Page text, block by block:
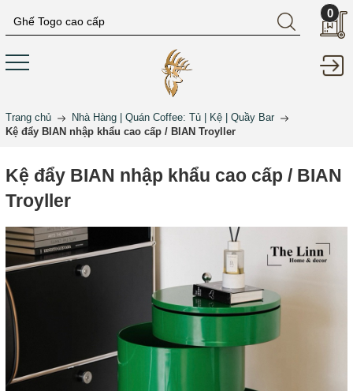
0
Trang chủ
Nhà Hàng | Quán Coffee: Tủ | Kệ | Quầy Bar
Kệ đẩy BIAN nhập khẩu cao cấp / BIAN Troyller
Kệ đẩy BIAN nhập khẩu cao cấp / BIAN
Troyller